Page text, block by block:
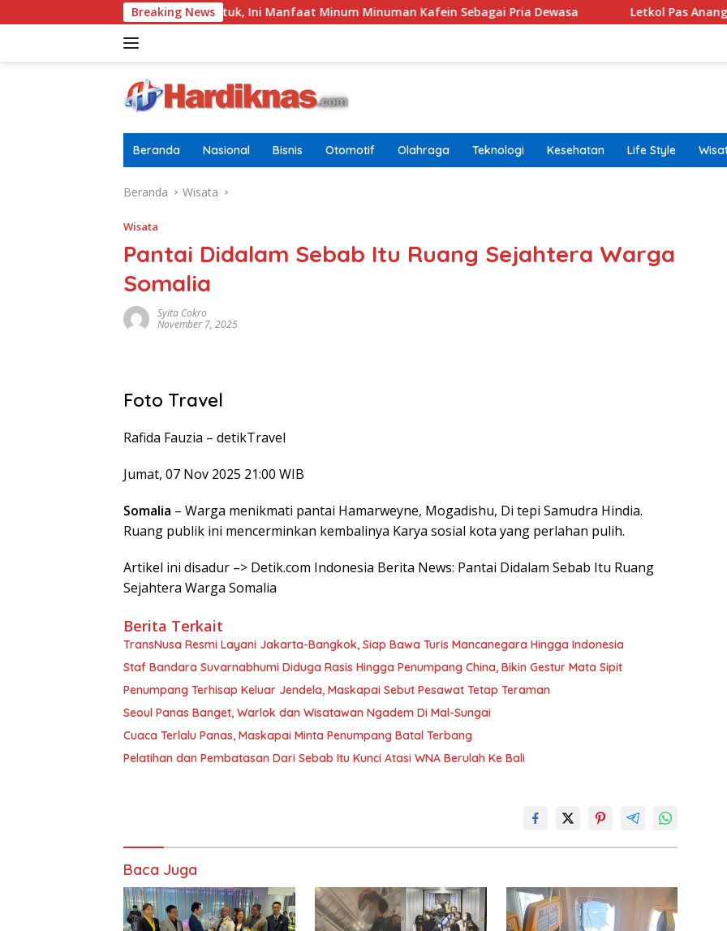
ke
Breaking News
Tak Sekadar Usir Kantuk, Ini Manfaat Minum Minuman Kafein Sebagai Pria Dewasa Letkol Pas Anang Kurniawan
Beranda Nasional Bisnis Otomotif Olahraga Teknologi Kesehatan Life Style
Beranda Wisata
Wisata
Pantai Didalam Sebab Itu Ruang Sejahtera Warga
Somalia
Syita Cokro
November 7, 2025
Foto Travel
Rafida Fauzia – detikTravel
Jumat, 07 Nov 2025 21:00 WIB
Somalia – Warga menikmati pantai Hamarweyne, Mogadishu, Di tepi Samudra Hindia.
Ruang publik ini mencerminkan kembalinya Karya sosial kota yang perlahan pulih.
Artikel ini disadur –> Detik.com Indonesia Berita News: Pantai Didalam Sebab Itu Ruang
Sejahtera Warga Somalia
Berita Terkait
TransNusa Resmi Layani Jakarta-Bangkok, Siap Bawa Turis Mancanegara Hingga Indonesia
Staf Bandara Suvarnabhumi Diduga Rasis Hingga Penumpang China, Bikin Gestur Mata Sipit
Penumpang Terhisap Keluar Jendela, Maskapai Sebut Pesawat Tetap Teraman
Seoul Panas Banget, Warlok dan Wisatawan Ngadem Di Mal-Sungai
Cuaca Terlalu Panas, Maskapai Minta Penumpang Batal Terbang
Pelatihan dan Pembatasan Dari Sebab Itu Kunci Atasi WNA Berulah Ke Bali
Baca Juga